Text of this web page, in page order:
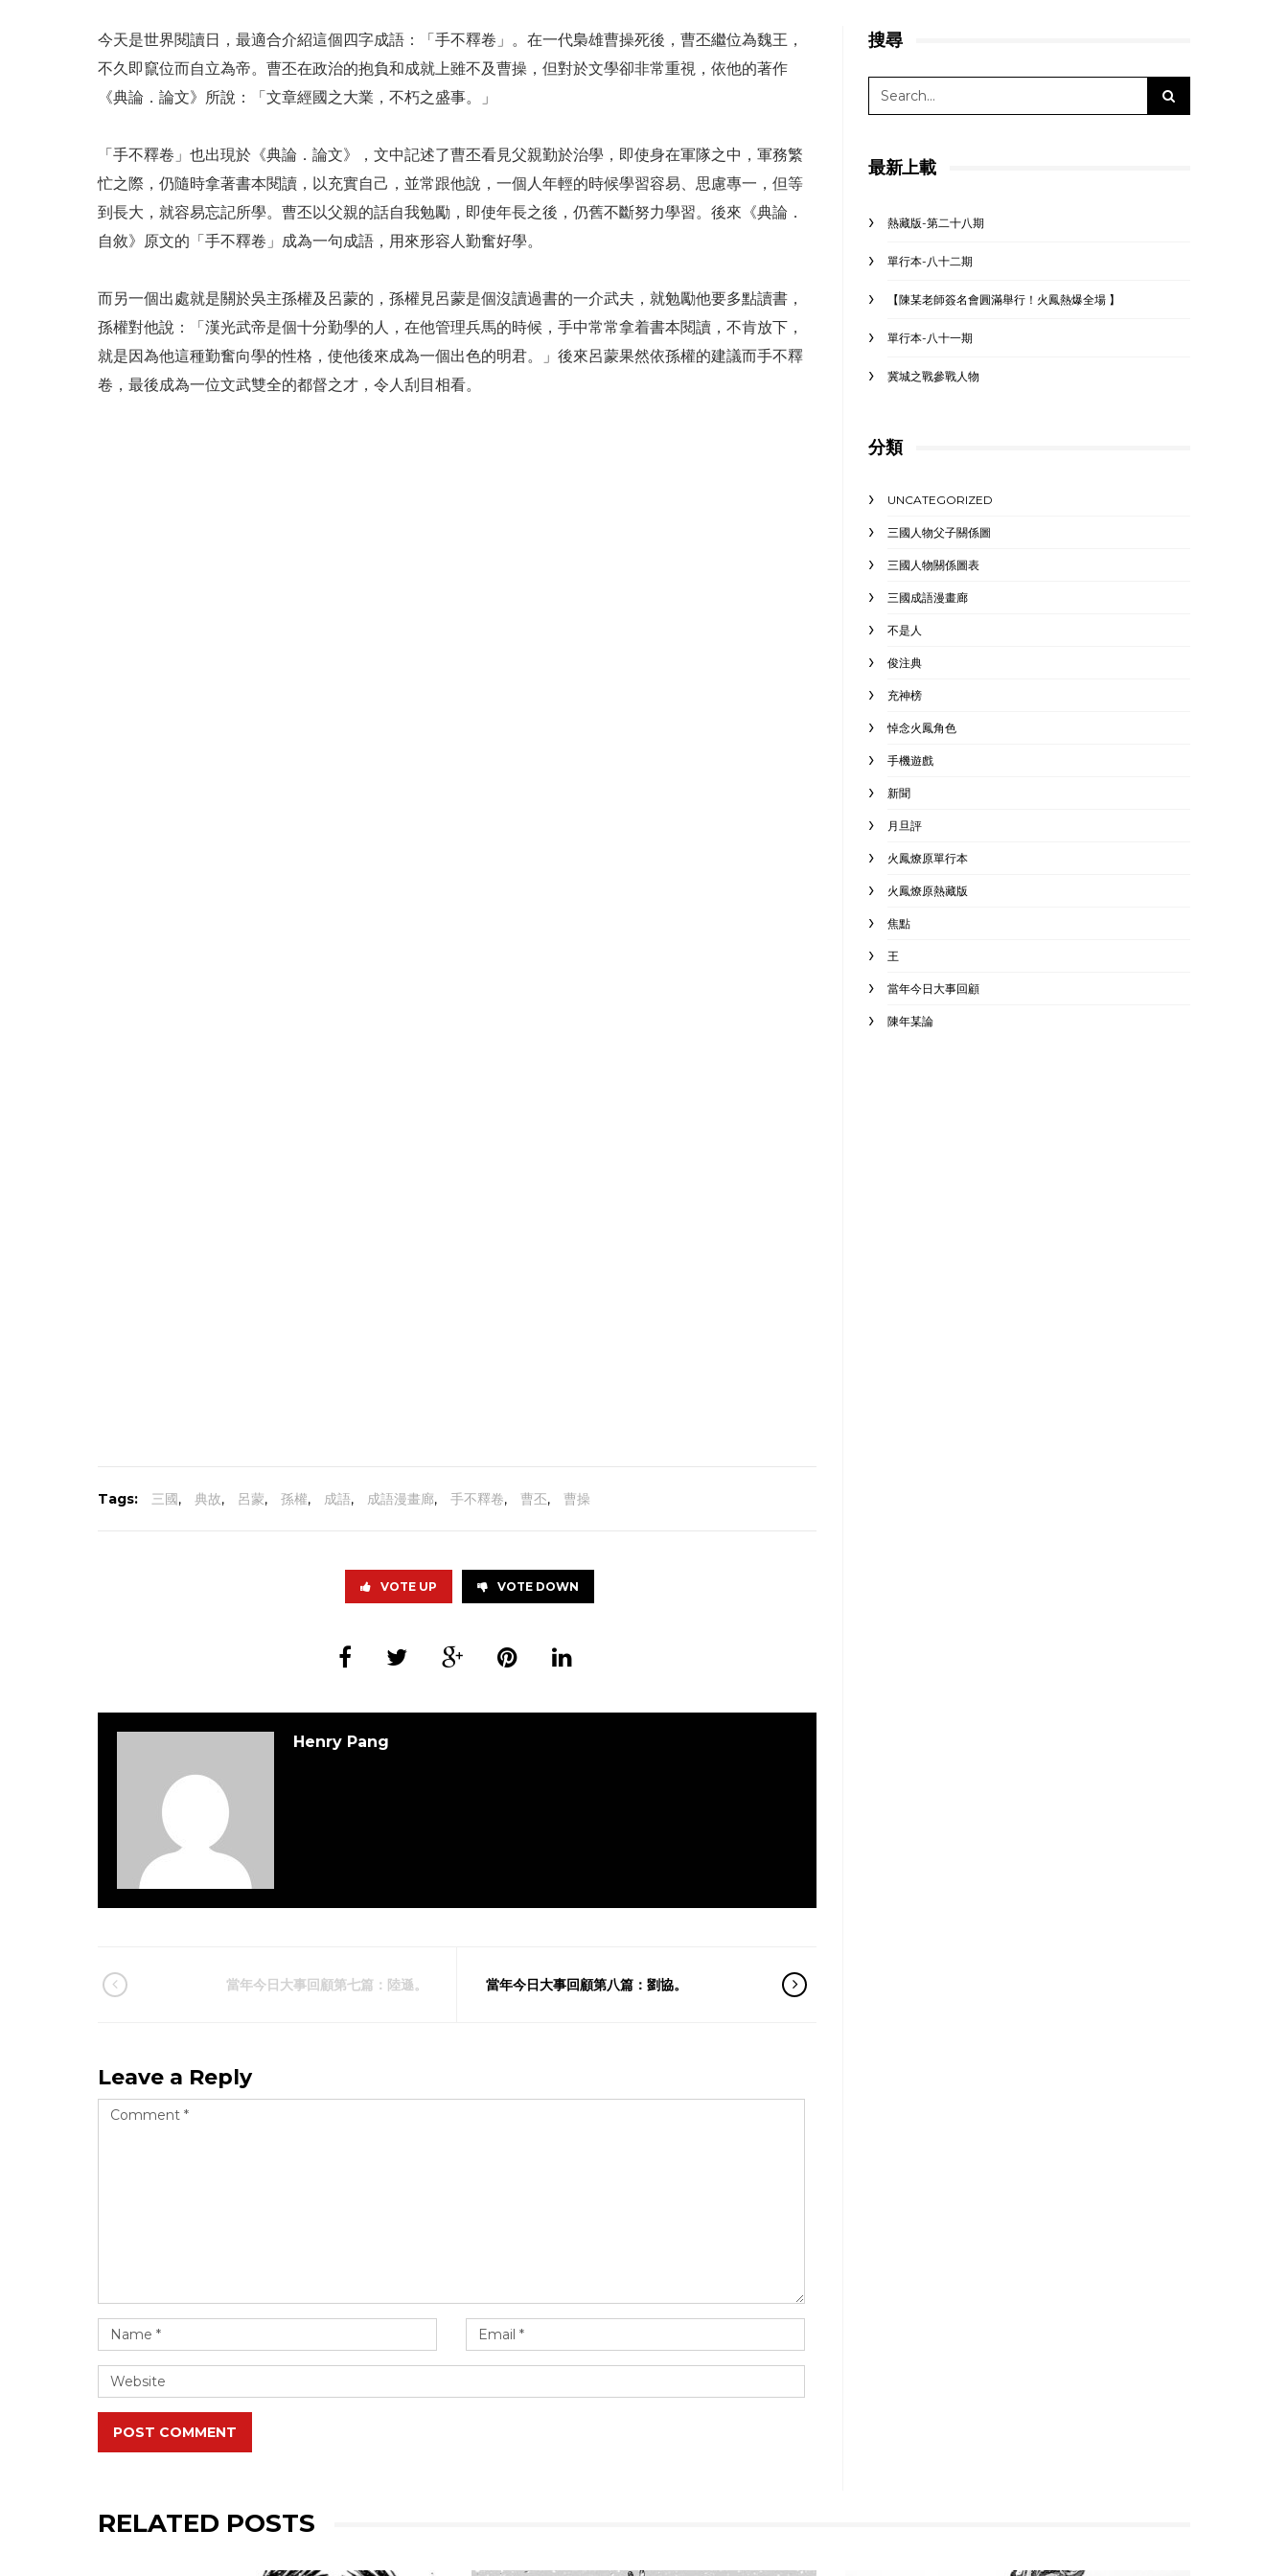
今天是世界閱讀日，最適合介紹這個四字成語：「手不釋卷」。在一代梟雄曹操死後，曹丕繼位為魏王，
不久即竄位而自立為帝。曹丕在政治的抱負和成就上雖不及曹操，但對於文學卻非常重視，依他的著作
《典論．論文》所說：「文章經國之大業，不朽之盛事。」
「手不釋卷」也出現於《典論．論文》，文中記述了曹丕看見父親勤於治學，即使身在軍隊之中，軍務繁
忙之際，仍隨時拿著書本閱讀，以充實自己，並常跟他說，一個人年輕的時候學習容易、思慮專一，但等
到長大，就容易忘記所學。曹丕以父親的話自我勉勵，即使年長之後，仍舊不斷努力學習。後來《典論．
自敘》原文的「手不釋卷」成為一句成語，用來形容人勤奮好學。
而另一個出處就是關於吳主孫權及呂蒙的，孫權見呂蒙是個沒讀過書的一介武夫，就勉勵他要多點讀書，
孫權對他說：「漢光武帝是個十分勤學的人，在他管理兵馬的時候，手中常常拿着書本閱讀，不肯放下，
就是因為他這種勤奮向學的性格，使他後來成為一個出色的明君。」後來呂蒙果然依孫權的建議而手不釋
卷，最後成為一位文武雙全的都督之才，令人刮目相看。
Tags: 三國, 典故, 呂蒙, 孫權, 成語, 成語漫畫廊, 手不釋卷, 曹丕, 曹操
VOTE UP VOTE DOWN
Henry Pang
當年今日大事回顧第七篇：陸遜。 當年今日大事回顧第八篇：劉協。
Leave a Reply
POST COMMENT
搜尋
最新上載
熱藏版-第二十八期
單行本-八十二期
【陳某老師簽名會圓滿舉行！火鳳熱爆全場 】
單行本-八十一期
冀城之戰參戰人物
分類
UNCATEGORIZED
三國人物父子關係圖
三國人物關係圖表
三國成語漫畫廊
不是人
俊注典
充神榜
悼念火鳳角色
手機遊戲
新聞
月旦評
火鳳燎原單行本
火鳳燎原熱藏版
焦點
王
當年今日大事回顧
陳年某論
RELATED POSTS